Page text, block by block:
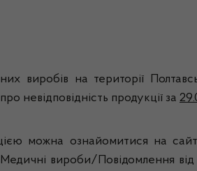
виробів на території
невідповідність продукції за
можна ознайомитися на
Медичні вироби/Повідомлення